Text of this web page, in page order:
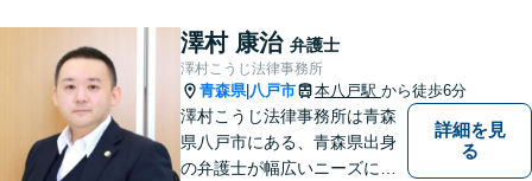
相談ください。
澤村 康治 弁護士
澤村こうじ法律事務所
青森県| 八戸市 本八戸駅 から徒歩6分
澤村こうじ法律事務所は青森
県八戸市にある、青森県出身
の弁護士が幅広いニーズにお
詳細を見
る